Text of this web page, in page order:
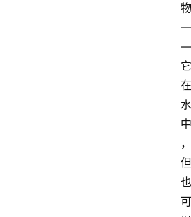
物
—
—
它
在
水
中
，
但
也
可